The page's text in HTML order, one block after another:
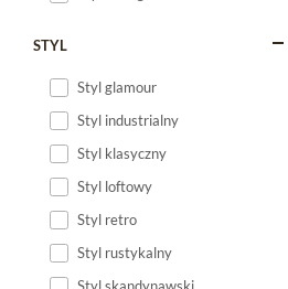
STYL
Styl glamour
Styl industrialny
Styl klasyczny
Styl loftowy
Styl retro
Styl rustykalny